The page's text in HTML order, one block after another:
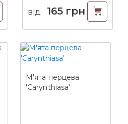
від 165 грн
М'ята перцева
'Carynthiasa'